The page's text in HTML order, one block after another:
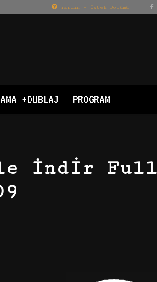
Yardım – İstek Bölümü
+DUBLAJ PROGRAM
İndir Full